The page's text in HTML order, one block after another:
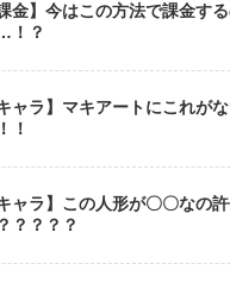
課金】今はこの方法で課金す
！？
キャラ】マキアートにこれが
！
キャラ】この人形が〇〇なの
？？？？